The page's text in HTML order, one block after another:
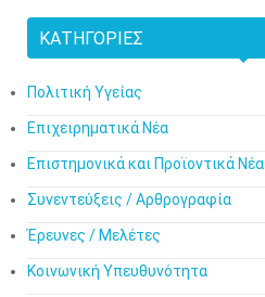
ΚΑΤΗΓΟΡΊΕΣ
Πολιτική Υγείας
Επιχειρηματικά Νέα
Επιστημονικά και Προϊοντικά Νέα
Συνεντεύξεις / Αρθρογραφία
Έρευνες / Μελέτες
Κοινωνική Υπευθυνότητα